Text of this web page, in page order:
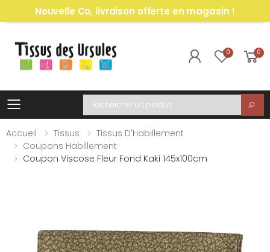
Nouvelle Co, livraison offerte en magasin !
0 0
Toggle mobile menu
Recherche
Accueil
Tissus
Tissus D'Habillement
Coupons Habillement
Coupon Viscose Fleur Fond Kaki 145x100cm